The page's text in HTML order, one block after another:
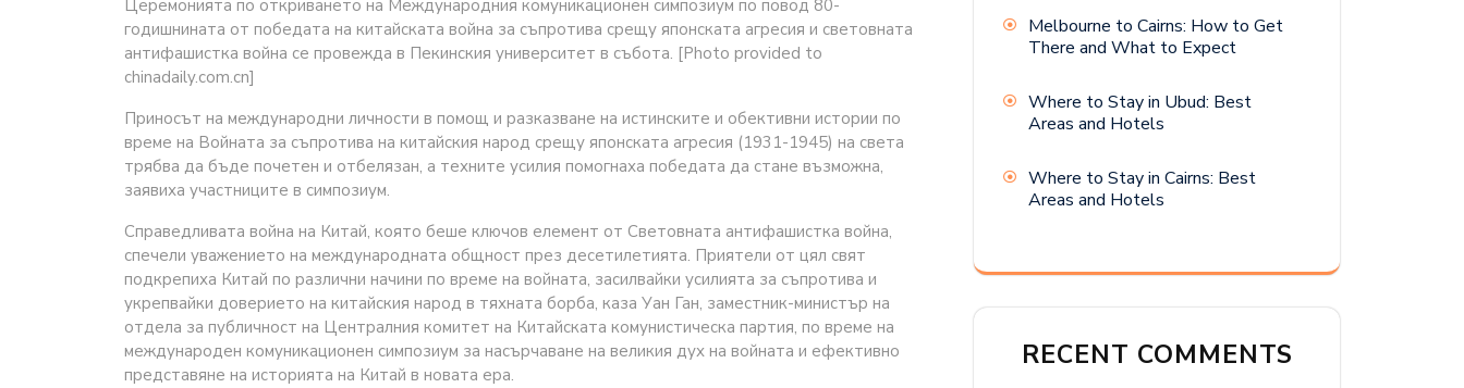
Церемонията по откриването на Международния комуникационен симпозиум по повод 80-
годишнината от победата на китайската война за съпротива срещу японската агресия и световната
антифашистка война се провежда в Пекинския университет в събота. [Photo provided to
chinadaily.com.cn]
Приносът на международни личности в помощ и разказване на истинските и обективни истории по
време на Войната за съпротива на китайския народ срещу японската агресия (1931-1945) на света
трябва да бъде почетен и отбелязан, а техните усилия помогнаха победата да стане възможна,
заявиха участниците в симпозиум.
Справедливата война на Китай, която беше ключов елемент от Световната антифашистка война,
спечели уважението на международната общност през десетилетията. Приятели от цял свят
подкрепиха Китай по различни начини по време на войната, засилвайки усилията за съпротива и
укрепвайки доверието на китайския народ в тяхната борба, каза Уан Ган, заместник-министър на
отдела за публичност на Централния комитет на Китайската комунистическа партия, по време на
международен комуникационен симпозиум за насърчаване на великия дух на войната и ефективно
представяне на историята на Китай в новата ера.
Melbourne to Cairns: How to Get
There and What to Expect
Where to Stay in Ubud: Best
Areas and Hotels
Where to Stay in Cairns: Best
Areas and Hotels
RECENT COMMENTS